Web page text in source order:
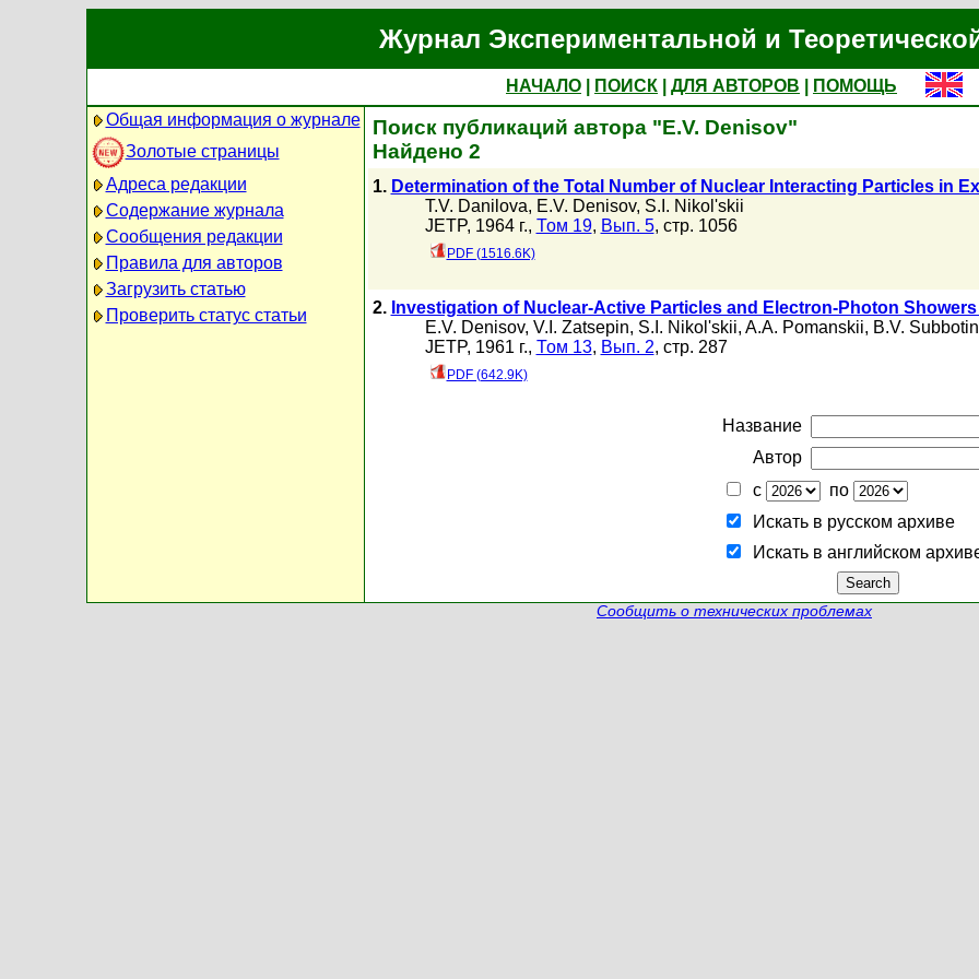
Журнал Экспериментальной и
НАЧАЛО ПОИСК ДЛЯ АВТОРОВ
ПОМОЩЬ
Общая информация о журнале
Золотые страницы
Адреса редакции
Содержание журнала
Сообщения редакции
Правила для авторов
Загрузить статью
Проверить статус статьи
Поиск публикаций автора "E.V. Denisov"
Найдено 2
1. Determination of the Total Number of Nuclear Interacting Particles in
T.V. Danilova, E.V. Denisov, S.I. Nikol'skii
JETP, 1964 г., Том 19, Вып. 5, стр. 1056
PDF (1516.6K)
2. Investigation of Nuclear-Active Particles and Electron-Photon
E.V. Denisov, V.I. Zatsepin, S.I. Nikol'skii, A.A. Pomanskii, B.V. Subbotin
JETP, 1961 г., Том 13, Вып. 2, стр. 287
PDF (642.9K)
Название
Автор
с
по
Искать в русском архиве
Искать в английском
Сообщить о технических проблемах